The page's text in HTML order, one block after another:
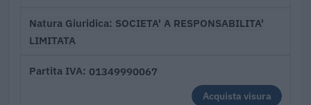
Natura Giuridica SOCIETA' A RESPONSABILITA'
LIMITATA
Partita IVA 01349990067
Acquista visura